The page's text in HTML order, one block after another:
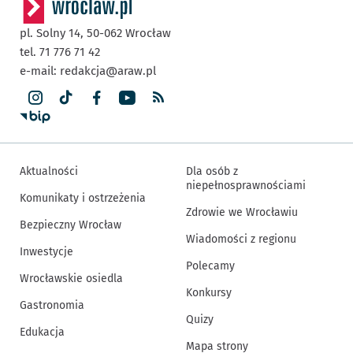
pl. Solny 14, 50-062 Wrocław
tel. 71 776 71 42
e-mail: redakcja@araw.pl
Aktualności
Komunikaty i ostrzeżenia
Bezpieczny Wrocław
Inwestycje
Wrocławskie osiedla
Gastronomia
Edukacja
Dla osób z
niepełnosprawnościami
Zdrowie we Wrocławiu
Wiadomości z regionu
Polecamy
Konkursy
Quizy
Mapa strony